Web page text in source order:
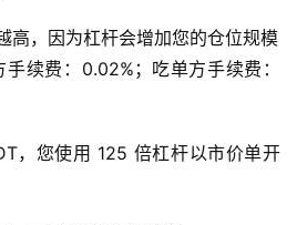
高，因为杠杆会增加您的仓位规模
续费：0.02%；吃单方手续费：
，您使用 125 倍杠杆以市价单开